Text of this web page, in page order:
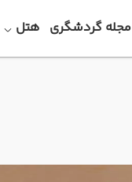
مجله گردشگری هتل